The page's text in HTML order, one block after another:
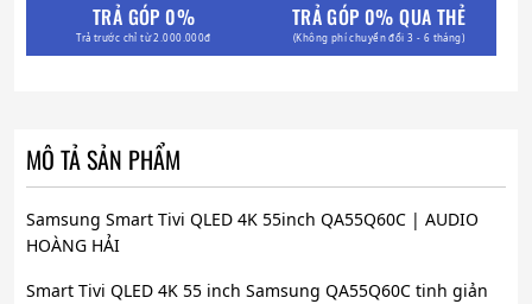
TRẢ GÓP 0%
Trả trước chỉ từ 2.000.000đ
TRẢ GÓP 0% QUA THẺ
(Không phí chuyển đổi 3 - 6 tháng)
MÔ TẢ SẢN PHẨM
Samsung Smart Tivi QLED 4K 55inch QA55Q60C | AUDIO
HOÀNG HẢI
Smart Tivi QLED 4K 55 inch Samsung QA55Q60C tinh giản